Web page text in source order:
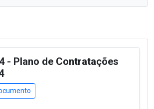
- Plano de Contratações